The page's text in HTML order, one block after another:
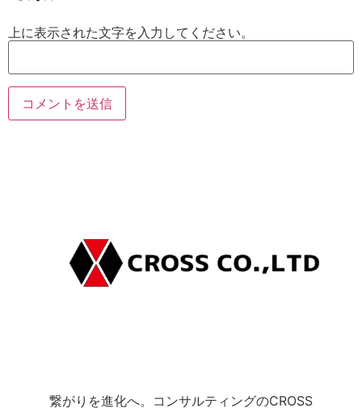
上に表示された文字を入力してください。
繋がりを進化へ。コンサルティングのCROSS